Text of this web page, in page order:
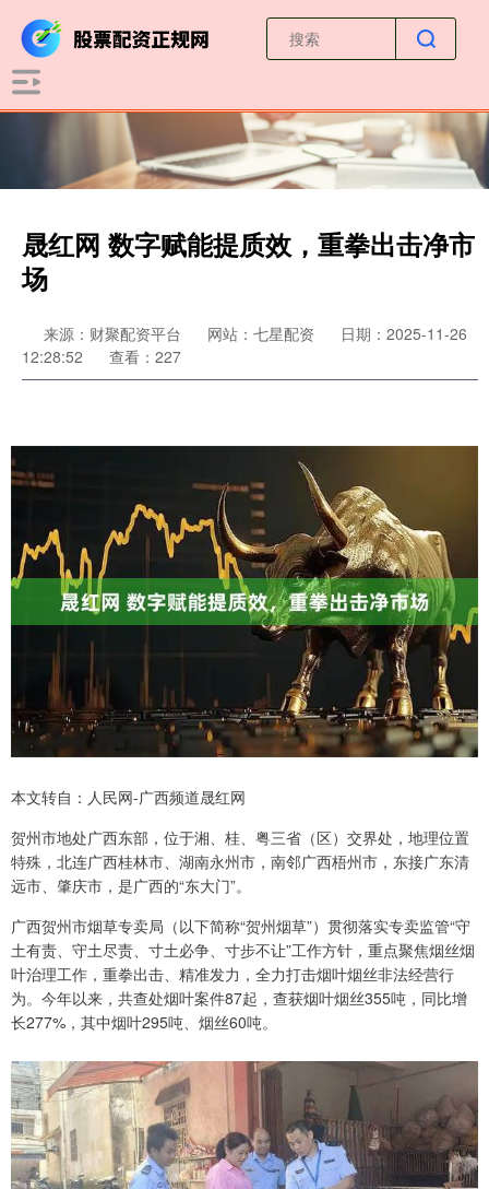
晟红网 数字赋能提质效，重拳出击净市
场
来源：财聚配资平台 网站：七星配资
日期：2025-11-26
12:28:52
查看：227
本文转自：人民网-广西频道晟红网
贺州市地处广西东部，位于湘、桂、粤三省（区）交界处，地理位置
特殊，北连广西桂林市、湖南永州市，南邻广西梧州市，东接广东清
远市、肇庆市，是广西的“东大门”。
广西贺州市烟草专卖局（以下简称“贺州烟草”）贯彻落实专卖监管“守
土有责、守土尽责、寸土必争、寸步不让”工作方针，重点聚焦烟丝烟
叶治理工作，重拳出击、精准发力，全力打击烟叶烟丝非法经营行
为。今年以来，共查处烟叶案件87起，查获烟叶烟丝355吨，同比增
长277%，其中烟叶295吨、烟丝60吨。